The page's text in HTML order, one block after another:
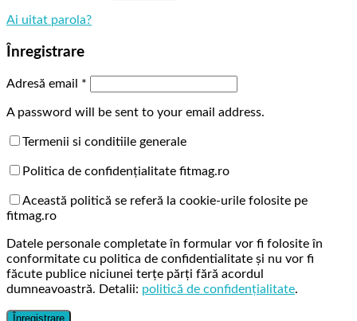
Ai uitat parola?
Înregistrare
Adresă email *
A password will be sent to your email address.
Termenii si conditiile generale
Politica de confidențialitate fitmag.ro
Această politică se referă la cookie-urile folosite pe
fitmag.ro
Datele personale completate în formular vor fi folosite în
conformitate cu politica de confidentialitate şi nu vor fi
făcute publice niciunei terţe părţi fără acordul
dumneavoastră. Detalii: politică de confidențialitate.
Înregistrare